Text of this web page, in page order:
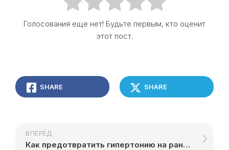
Голосования еще нет! Будьте первым, кто оценит
этот пост.
SHARE SHARE
ВПЕРЁД
Как предотвратить гипертонию на ранней стадии